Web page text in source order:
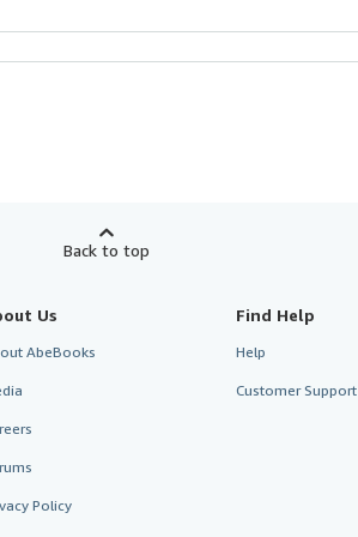
Back to top
Us
AbeBooks
Policy
Find Help
Help
Customer Support